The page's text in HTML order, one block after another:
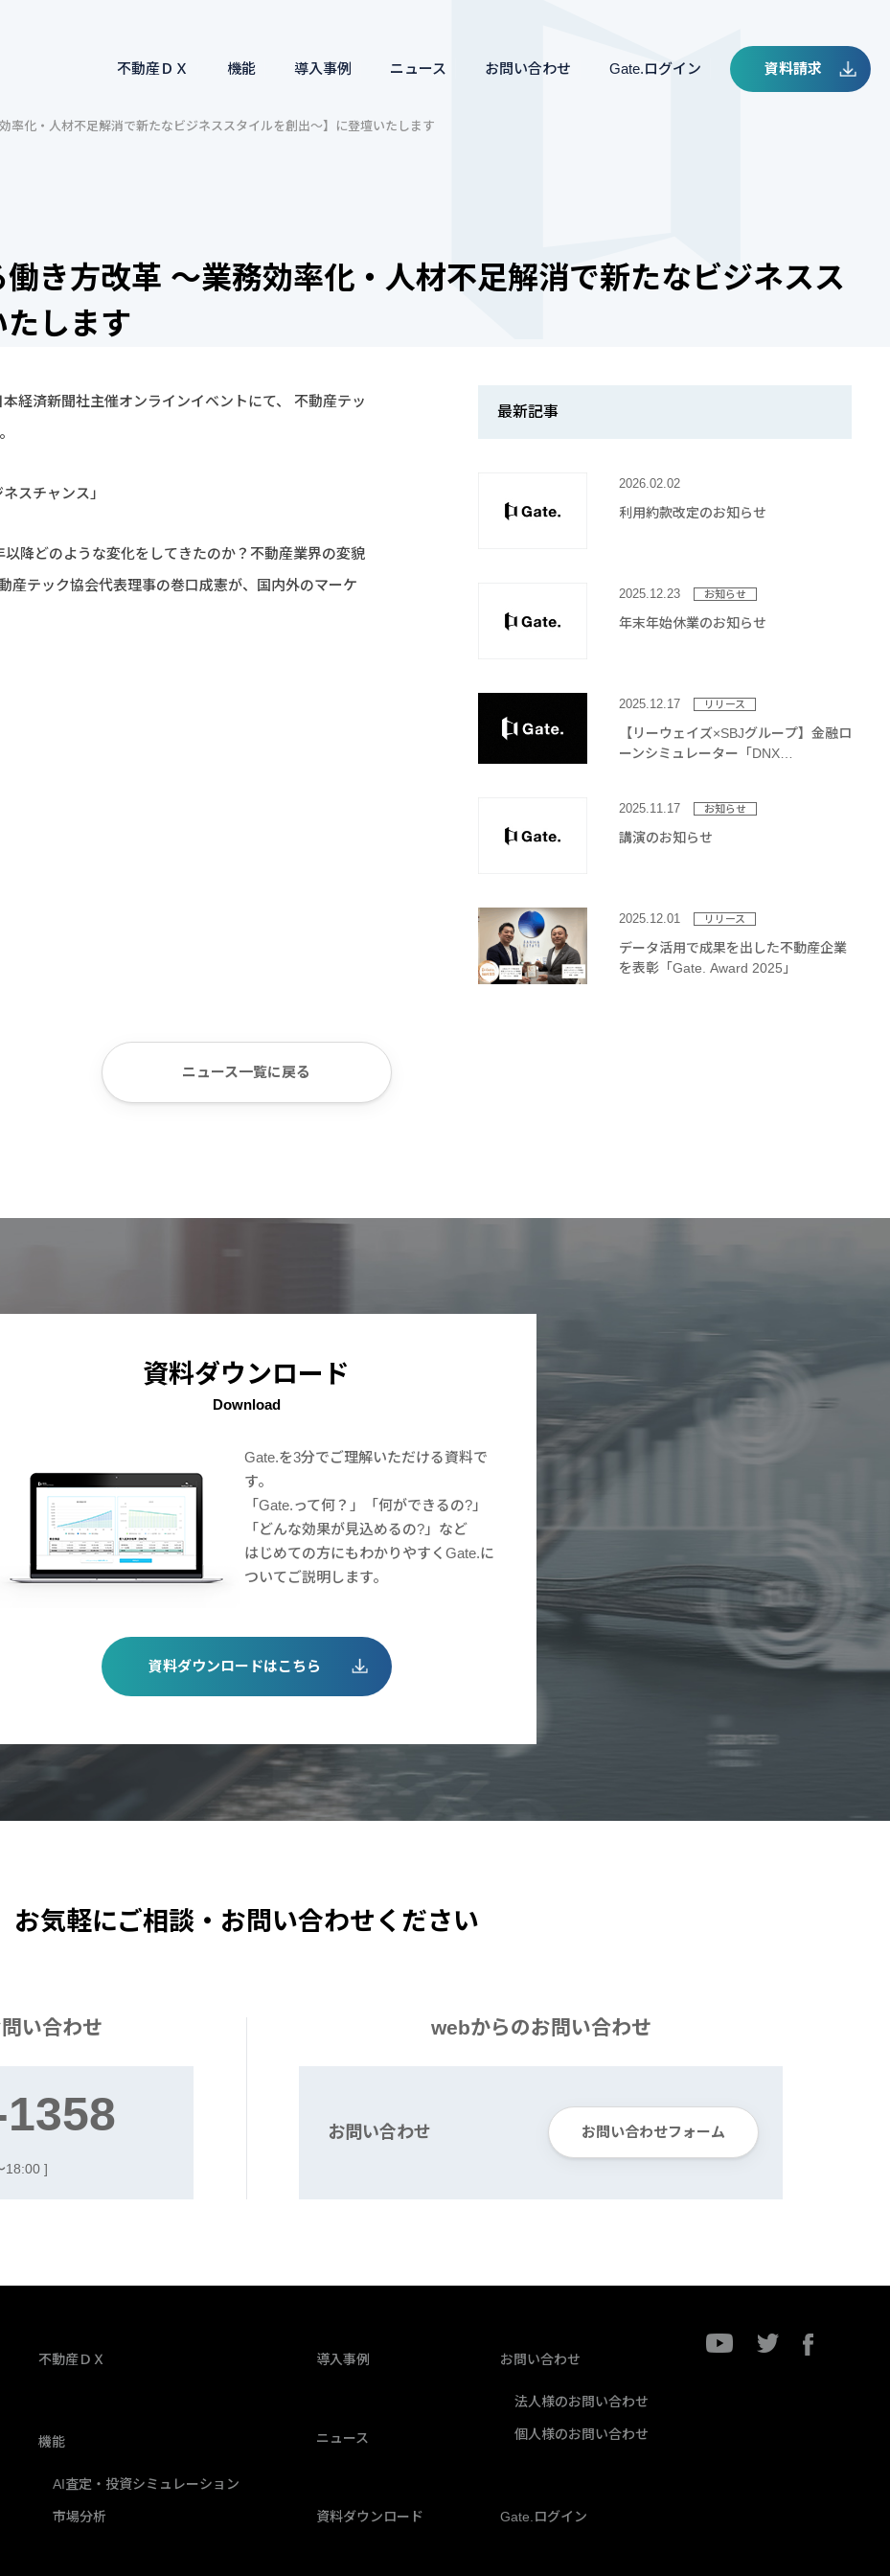
不動産ＤＸ 機能 導入事例 ニュース お問い合わせ Gate.ログイン 資料請求
率化・人材不足解消で新たなビジネススタイルを創出～】に登壇いたします
働き方改革 ～業務効率化・人材不足解消で新たなビジネスス
します
経済新聞社主催オンラインイベントにて、 不動産テッ
スチャンス」
降どのような変化をしてきたのか？不動産業界の変貌
産テック協会代表理事の巻口成憲が、国内外のマーケ
最新記事
2026.02.02
利用約款改定のお知らせ
2025.12.23 お知らせ
年末年始休業のお知らせ
2025.12.17 リリース
【リーウェイズ×SBJグループ】金融ロ
ーンシミュレーター「DNX
2025.11.17 お知らせ
講演のお知らせ
2025.12.01 リリース
データ活用で成果を出した不動産企業
を表彰「Gate. Award 2025」
ニュース一覧に戻る
資料ダウンロード
Download
Gate.を3分でご理解いただける資料で
す。
「Gate.って何？」「何ができるの?」
「どんな効果が見込めるの?」など
はじめての方にもわかりやすくGate.に
ついてご説明します。
資料ダウンロードはこちら
お気軽にご相談・お問い合わせください
い合わせ
18:00 ]
webからのお問い合わせ
お問い合わせ お問い合わせフォーム
不動産ＤＸ
機能
AI査定・投資シミュレーション
市場分析
導入事例
ニュース
資料ダウンロード
お問い合わせ
法人様のお問い合わせ
個人様のお問い合わせ
Gate.ログイン